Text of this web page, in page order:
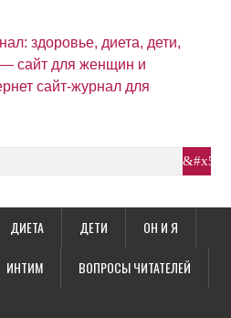
ДИЕТА ДЕТИ ОН И Я
ИНТИМ ВОПРОСЫ ЧИТАТЕЛЕЙ